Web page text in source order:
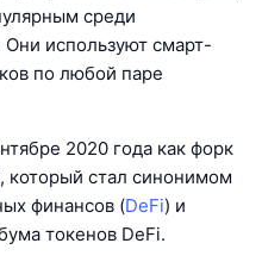
среди
Они используют смарт-
по любой паре
2020 года как форк
который стал синонимом
финансов (DeFi) и
токенов DeFi.